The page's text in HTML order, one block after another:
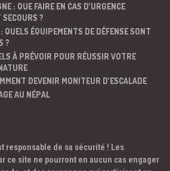
: QUE FAIRE EN CAS D’URGENCE
?
QUELS ÉQUIPEMENTS DE DÉFENSE SONT
?
À PRÉVOIR POUR RÉUSSIR VOTRE
DEVENIR MONITEUR D’ESCALADE
AU NÉPAL
responsable de sa sécurité ! Les
ce site ne pourront en aucun cas engager